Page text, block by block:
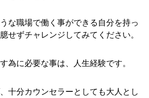
な職場で働く事ができる自分を持っ
せずチャレンジしてみてください。
為に必要な事は、人生経験です。
十分カウンセラーとしても大人とし